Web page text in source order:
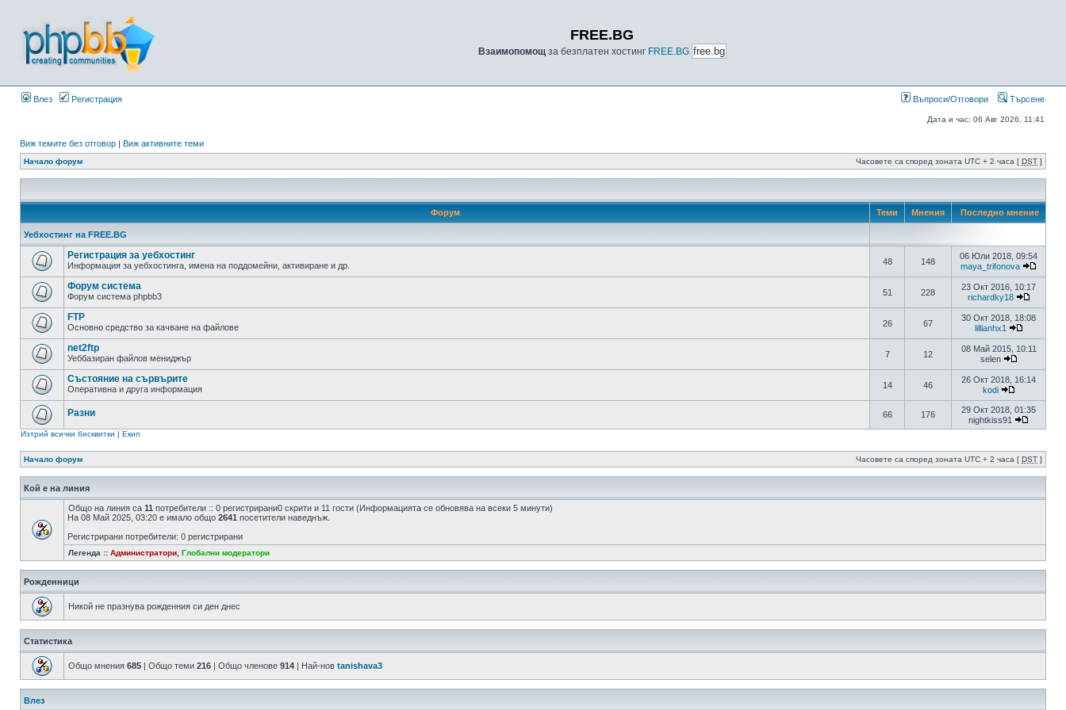
FREE.BG
Взаимопомощза безплатен хостинг FREE.BG
Влез Регистрация Въпроси/Отговори Търсене
Дата и час: 06 Авг 2026, 11:41
Виж темите без отговор | Виж активните теми
Начало форум Часовете са според зоната UTC + 2 часа [ DST ]
Форум Теми Мнения Последно мнение
Уебхостинг на FREE.BG
Регистрация за уебхостинг
Информация за уебхостинга, имена на поддомейни, активиране и др. 48 148
06 Юли 2018, 09:54
maya_trifonova
Форум система
Форум система phpbb3 51 228
23 Окт 2016, 10:17
richardky18
FTP
Основно средство за качване на файлове 26 67
30 Окт 2018, 18:08
lillianhx1
net2ftp
Уеббазиран файлов мениджър 7 12
08 Май 2015, 10:11
selen
Състояние на сървърите
Оперативна и друга информация 14 46
26 Окт 2018, 16:14
kodi
Разни 66 176
29 Окт 2018, 01:35
nightkiss91
Изтрий всички бисквитки | Екип
Начало форум Часовете са според зоната UTC + 2 часа [ DST ]
Кой е на линия
Общо на линия са 11 потребители :: 0 регистрирани0 скрити и 11 гости (Информацията се обновява на всеки 5 минути)
На 08 Май 2025, 03:20 е имало общо 2641 посетители наведнъж.
Регистрирани потребители: 0 регистрирани
Легенда :: Администратори Глобални модератори
Рожденници
Никой не празнува рожденния си ден днес
Статистика
Общо мнения 685 | Общо теми 216 | Общо членове 914 | Най-нов tanishava3
Влез